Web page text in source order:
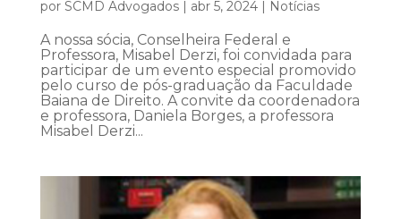
por SCMD Advogados| abr 5, 2024| Notícias
A nossa sócia, Conselheira Federal e
Professora, Misabel Derzi, foi convidada para
participar de um evento especial promovido
pelo curso de pós-graduação da Faculdade
Baiana de Direito. A convite da coordenadora
e professora, Daniela Borges, a professora
Misabel Derzi...